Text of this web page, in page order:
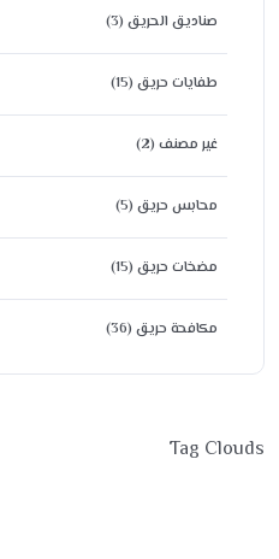
صناديق الحريق (3)
طفايات حريق (15)
غير مصنف (2)
محابس حريق (5)
مضخات حريق (15)
مكافحة حريق (36)
Tag Clouds